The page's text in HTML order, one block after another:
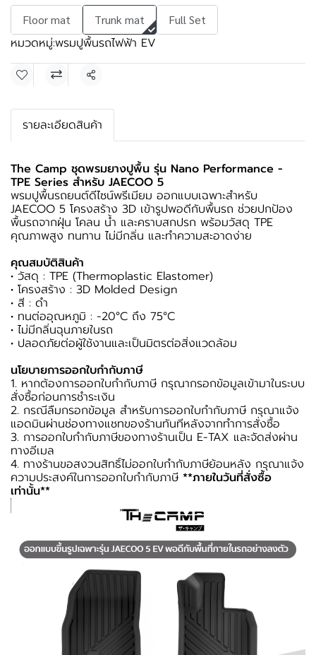
Floor mat Trunk mat Full Set
หมวดหมู่:พรมปูพื้นรถไฟฟ้า EV
แชร์
รายละเอียดสินค้า
The Camp ชุดพรมยางปูพื้น รุ่น Nano Performance -
TPE Series สำหรับ JAECOO 5
พรมปูพื้นรถยนต์ดีไซน์พรีเมียม ออกแบบเฉพาะสำหรับ
JAECOO 5 โครงสร้าง 3D เข้ารูปพอดีกับพื้นรถ ช่วยปกป้อง
พื้นรถจากฝุ่น โคลน น้ำ และคราบสกปรก พร้อมวัสดุ TPE
คุณภาพสูง ทนทาน ไม่มีกลิ่น และทำความสะอาดง่าย
คุณสมบัติสินค้า
• วัสดุ : TPE (Thermoplastic Elastomer)
• โครงสร้าง : 3D Molded Design
• สี : ดำ
• ทนต่ออุณหภูมิ : -20°C ถึง 75°C
• ไม่มีกลิ่นฉุนภายในรถ
• ปลอดภัยต่อผู้ใช้งานและเป็นมิตรต่อสิ่งแวดล้อม
นโยบายการออกใบกำกับภาษี
1. หากต้องการออกใบกำกับภาษี กรุณากรอกข้อมูลเข้ามาในระบบ
สั่งซื้อก่อนการชำระเงิน
2. กรณีลืมกรอกข้อมูล สำหรับการออกใบกำกับภาษี กรุณาแจ้ง
แอดมินผ่านช่องทางแชทของร้านทันทีหลังจากทำการสั่งซื้อ
3. การออกใบกำกับภาษีของทางร้านเป็น E-TAX และจัดส่งผ่าน
ทางอีเมล
4. ทางร้านขอสงวนสิทธิ์ไม่ออกใบกำกับภาษีย้อนหลัง กรุณาแจ้ง
ความประสงค์ในการออกใบกำกับภาษี **ภายในวันที่สั่งซื้อ
เท่านั้น**